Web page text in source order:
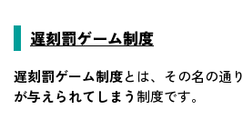
遅刻罰ゲーム制度
遅刻罰ゲーム制度とは、その名の通り
が与えられてしまう制度です。